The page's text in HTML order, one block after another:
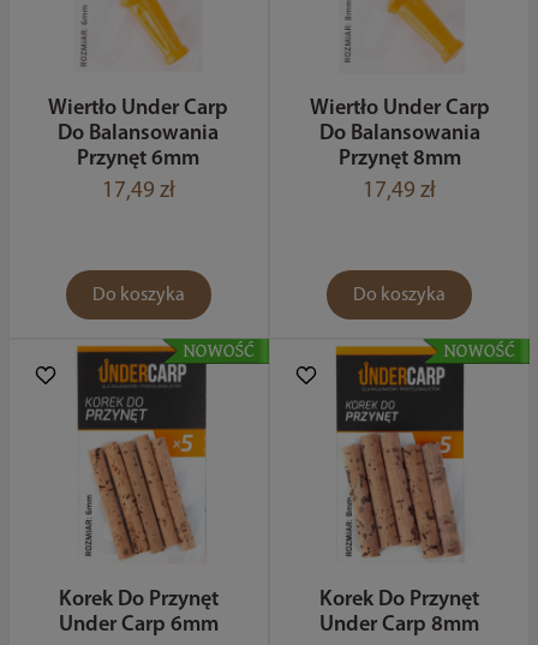
Wiertło Under Carp
Do Balansowania
Przynęt 6mm
17,49 zł
Do koszyka
Wiertło Under Carp
Do Balansowania
Przynęt 8mm
17,49 zł
Do koszyka
Korek Do Przynęt
Under Carp 6mm
Korek Do Przynęt
Under Carp 8mm